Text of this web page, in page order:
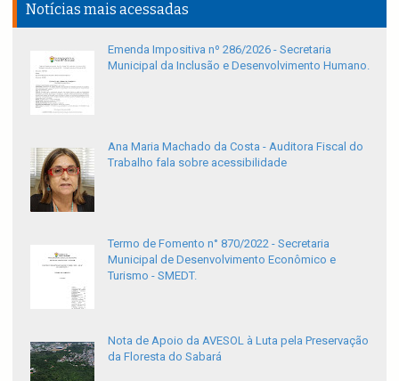
Notícias mais acessadas
Emenda Impositiva nº 286/2026 - Secretaria
Municipal da Inclusão e Desenvolvimento Humano.
Ana Maria Machado da Costa - Auditora Fiscal do
Trabalho fala sobre acessibilidade
Termo de Fomento n° 870/2022 - Secretaria
Municipal de Desenvolvimento Econômico e
Turismo - SMEDT.
Nota de Apoio da AVESOL à Luta pela Preservação
da Floresta do Sabará